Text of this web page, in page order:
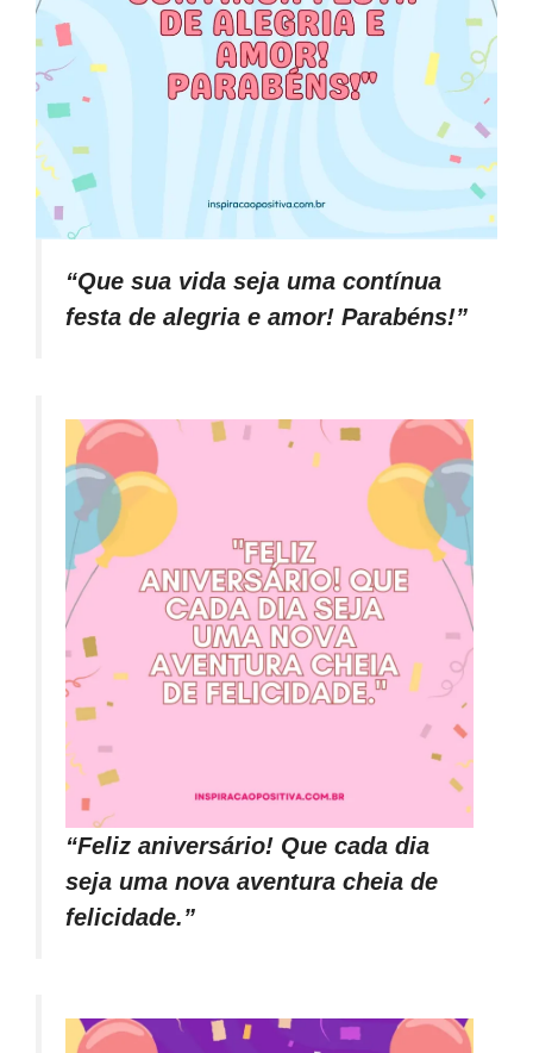
“Que sua vida seja uma contínua
festa de alegria e amor! Parabéns!”
“Feliz aniversário! Que cada dia
seja uma nova aventura cheia de
felicidade.”